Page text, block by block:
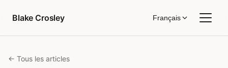
Blake Crosley
Français
← Tous les articles